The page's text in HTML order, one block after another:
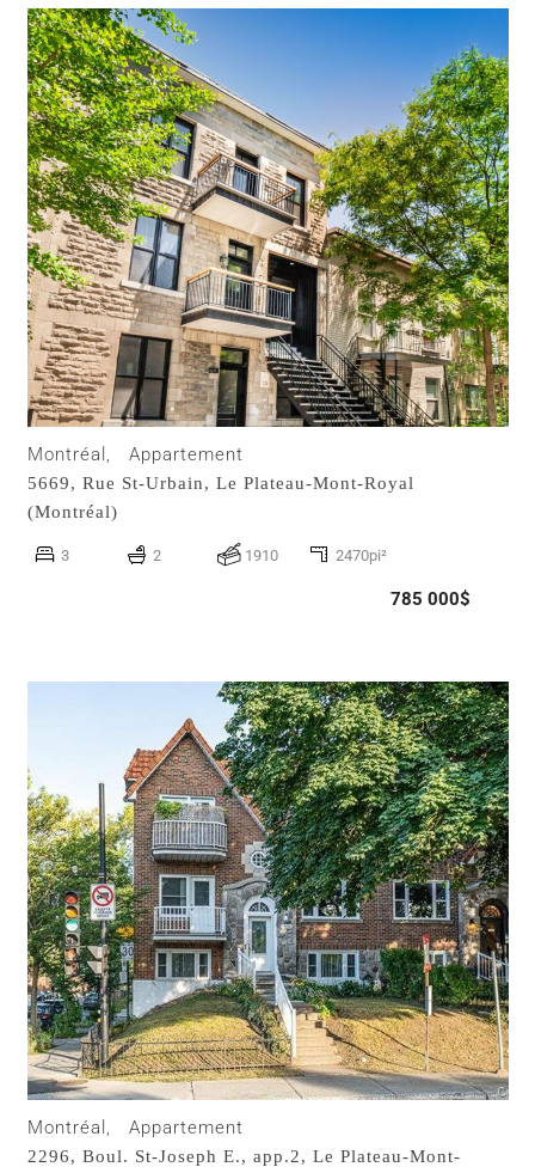
Montréal, Appartement
5669, Rue St-Urbain, Le Plateau-Mont-Royal
(Montréal)
3 2 1910 2470pi²
785 000$
Montréal, Appartement
2296, Boul. St-Joseph E., app.2, Le Plateau-Mont-